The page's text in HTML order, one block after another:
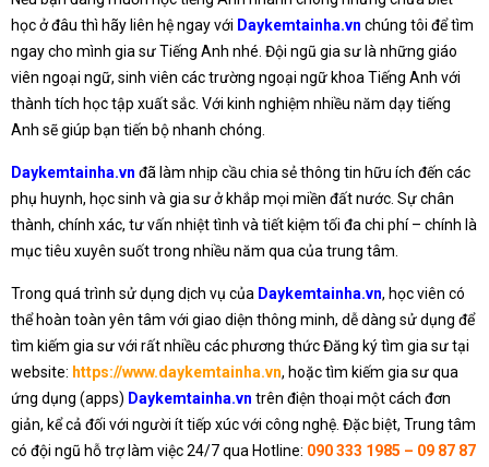
học ở đâu thì hãy liên hệ ngay với Daykemtainha.vn chúng tôi để tìm
ngay cho mình gia sư Tiếng Anh nhé. Đội ngũ gia sư là những giáo
viên ngoại ngữ, sinh viên các trường ngoại ngữ khoa Tiếng Anh với
thành tích học tập xuất sắc. Với kinh nghiệm nhiều năm dạy tiếng
Anh sẽ giúp bạn tiến bộ nhanh chóng.
Daykemtainha.vn đã làm nhịp cầu chia sẻ thông tin hữu ích đến các
phụ huynh, học sinh và gia sư ở khắp mọi miền đất nước. Sự chân
thành, chính xác, tư vấn nhiệt tình và tiết kiệm tối đa chi phí – chính là
mục tiêu xuyên suốt trong nhiều năm qua của trung tâm.
Trong quá trình sử dụng dịch vụ của Daykemtainha.vn, học viên có
thể hoàn toàn yên tâm với giao diện thông minh, dễ dàng sử dụng để
tìm kiếm gia sư với rất nhiều các phương thức Đăng ký tìm gia sư tại
website: https://www.daykemtainha.vn, hoặc tìm kiếm gia sư qua
ứng dụng (apps) Daykemtainha.vn trên điện thoại một cách đơn
giản, kể cả đối với người ít tiếp xúc với công nghệ. Đặc biệt, Trung tâm
có đội ngũ hỗ trợ làm việc 24/7 qua Hotline: 090 333 1985 – 09 87 87